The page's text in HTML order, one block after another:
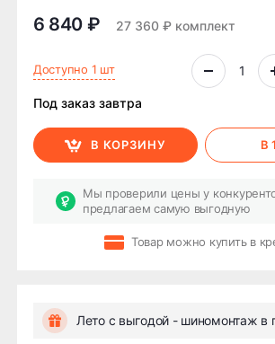
Лето с выгодой - шиномонтаж в
6 840 ₽ 27 360 ₽ комплект
Доступно 1 шт
Под заказ завтра
В КОРЗИНУ В
Мы проверили цены у
предлагаем самую выгодную
Товар можно купить в